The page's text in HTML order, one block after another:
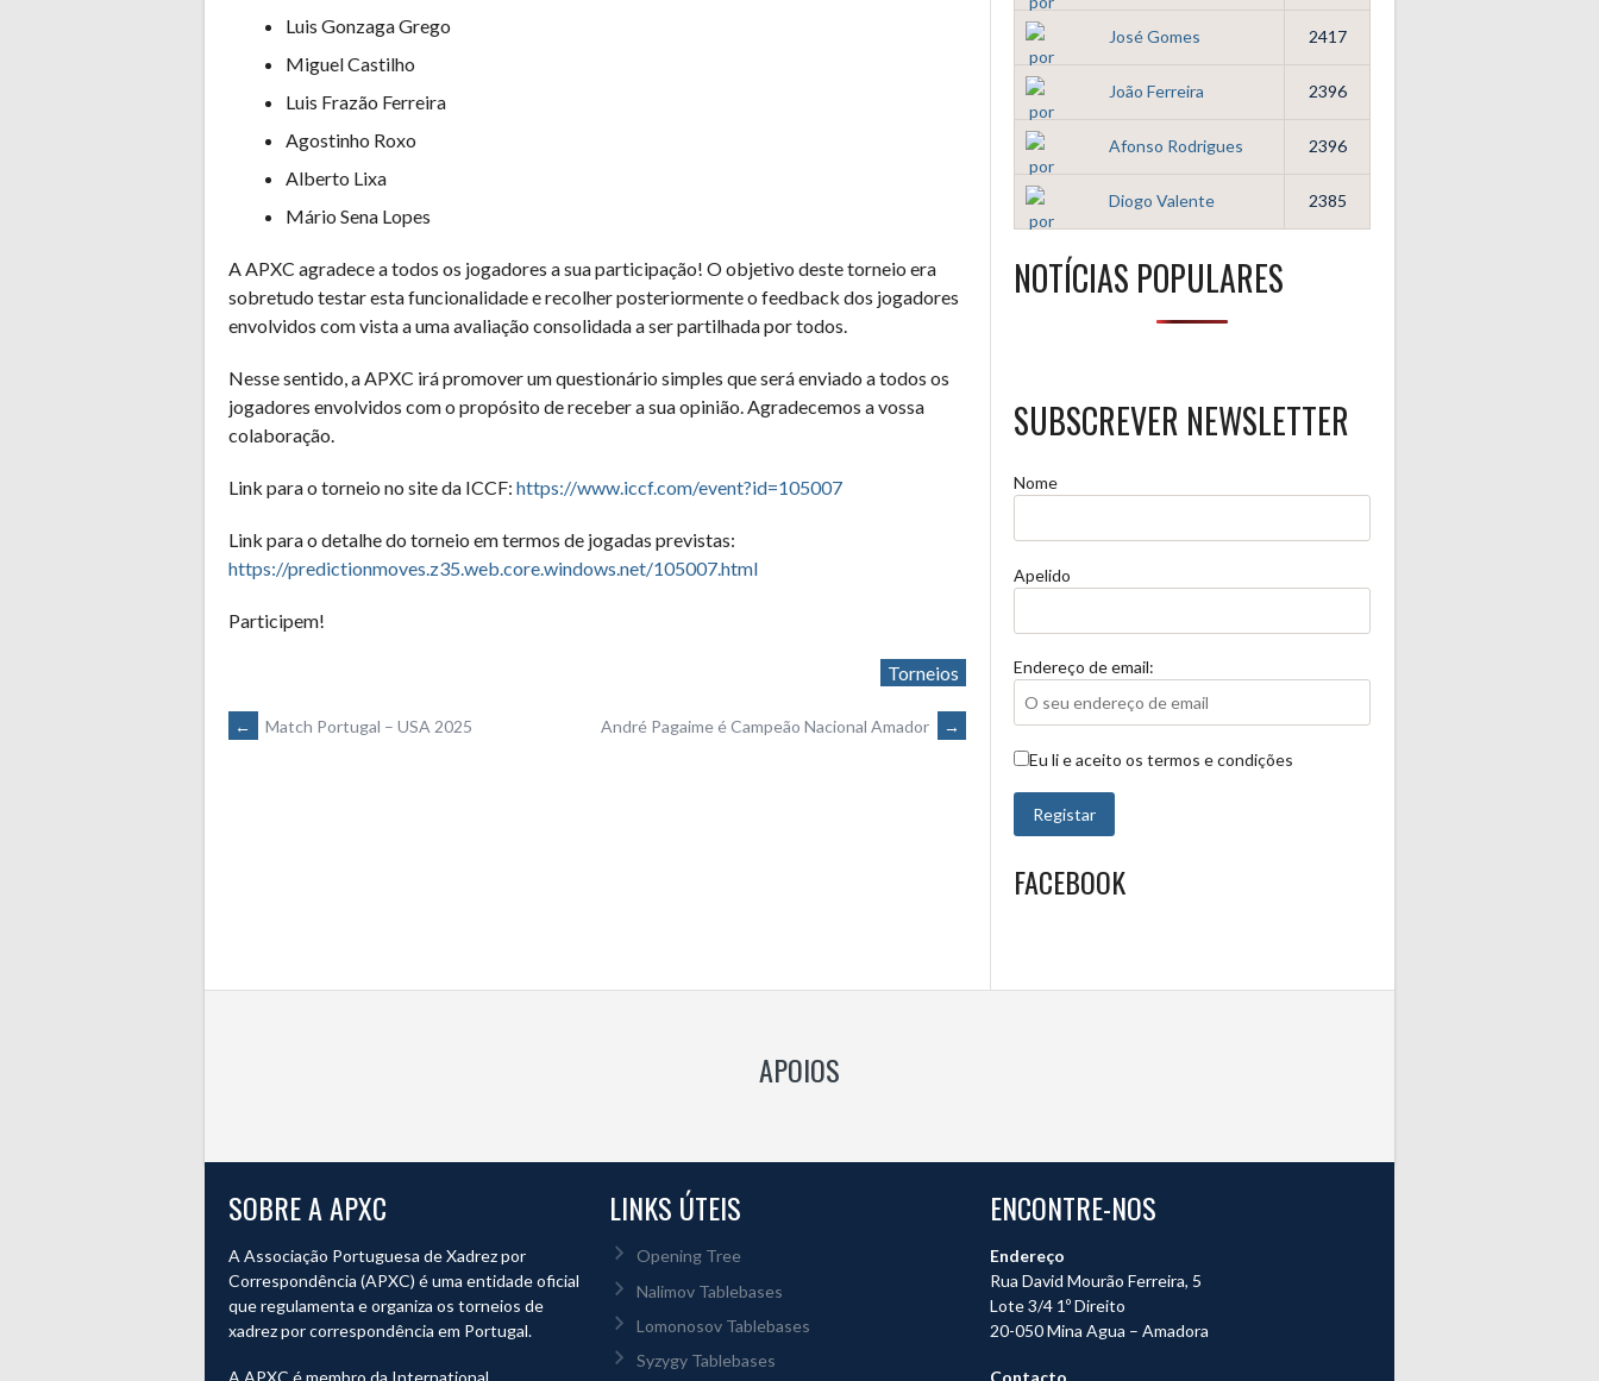
Luis Gonzaga Grego
Miguel Castilho
Luis Frazão Ferreira
Agostinho Roxo
Alberto Lixa
Mário Sena Lopes
A APXC agradece a todos os jogadores a sua participação! O objetivo deste torneio era
sobretudo testar esta funcionalidade e recolher posteriormente o feedback dos jogadores
envolvidos com vista a uma avaliação consolidada a ser partilhada por todos.
Nesse sentido, a APXC irá promover um questionário simples que será enviado a todos os
jogadores envolvidos com o propósito de receber a sua opinião. Agradecemos a vossa
colaboração.
Link para o torneio no site da ICCF: https://www.iccf.com/event?id=105007
Link para o detalhe do torneio em termos de jogadas previstas:
https://predictionmoves.z35.web.core.windows.net/105007.html
Participem!
Torneios
POST
← Match Portugal – USA 2025 André Pagaime é Campeão Nacional Amador →
José Gomes 2417
João Ferreira 2396
Afonso Rodrigues 2396
Diogo Valente 2385
NOTÍCIAS POPULARES
SUBSCREVER NEWSLETTER
Nome
Apelido
Endereço de email:
Eu li e aceito os termos e condições
FACEBOOK
APOIOS
SOBRE A APXC
A Associação Portuguesa de Xadrez por
Correspondência (APXC) é uma entidade oficial
que regulamenta e organiza os torneios de
xadrez por correspondência em Portugal.
A APXC é membro da International
LINKS ÚTEIS
Opening Tree
Nalimov Tablebases
Lomonosov Tablebases
Syzygy Tablebases
ENCONTRE-NOS
Endereço
Rua David Mourão Ferreira, 5
Lote 3/4 1º Direito
20-050 Mina Agua – Amadora
Contacto